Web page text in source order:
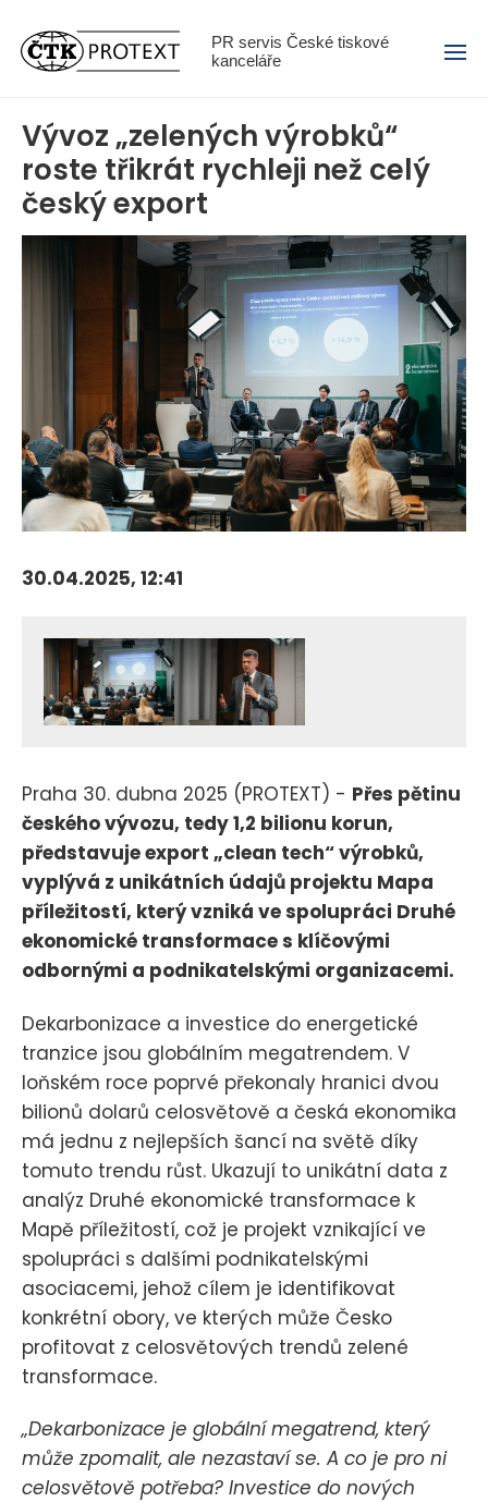
PR servis České tiskové
kanceláře
Menu
Vývoz „zelených výrobků“
roste třikrát rychleji než celý
český export
30.04.2025, 12:41
Praha 30. dubna 2025 (PROTEXT) - Přes pětinu
českého vývozu, tedy 1,2 bilionu korun,
představuje export „clean tech“ výrobků,
vyplývá z unikátních údajů projektu Mapa
příležitostí, který vzniká ve spolupráci Druhé
ekonomické transformace s klíčovými
odbornými a podnikatelskými organizacemi.
Dekarbonizace a investice do energetické
tranzice jsou globálním megatrendem. V
loňském roce poprvé překonaly hranici dvou
bilionů dolarů celosvětově a česká ekonomika
má jednu z nejlepších šancí na světě díky
tomuto trendu růst. Ukazují to unikátní data z
analýz Druhé ekonomické transformace k
Mapě příležitostí, což je projekt vznikající ve
spolupráci s dalšími podnikatelskými
asociacemi, jehož cílem je identifikovat
konkrétní obory, ve kterých může Česko
profitovat z celosvětových trendů zelené
transformace.
„Dekarbonizace je globální megatrend, který
může zpomalit, ale nezastaví se. A co je pro ni
celosvětově potřeba? Investice do nových